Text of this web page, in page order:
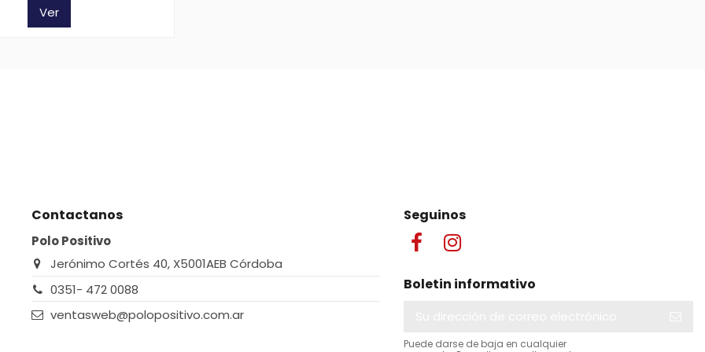
Ver
Contactanos
Polo Positivo
Jerónimo Cortés 40, X5001AEB Córdoba
0351- 472 0088
ventasweb@polopositivo.com.ar
Seguinos
Boletin informativo
Puede darse de baja en cualquier